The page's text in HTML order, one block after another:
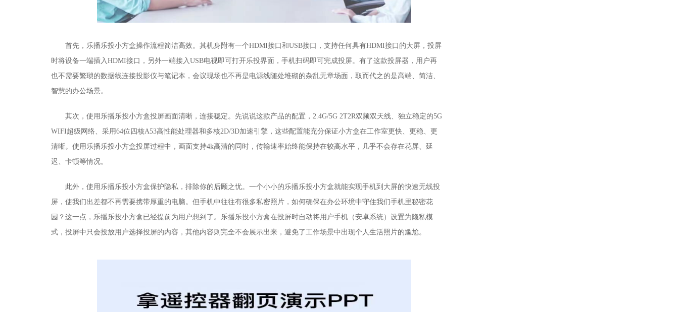
首先，乐播乐投小方盒操作流程简洁高效。其机身附有一个HDMI接口和USB接口，支持任何具有HDMI接口的大屏，投屏
时将设备一端插入HDMI接口，另外一端接入USB电视即可打开乐投界面，手机扫码即可完成投屏。有了这款投屏器，用户再
也不需要繁琐的数据线连接投影仪与笔记本，会议现场也不再是电源线随处堆砌的杂乱无章场面，取而代之的是高端、简洁、
智慧的办公场景。
其次，使用乐播乐投小方盒投屏画面清晰，连接稳定。先说说这款产品的配置， 2.4G/5G 2T2R双频双天线、 独立稳定的5G
WIFI超级网络、 采用64位四核A53高性能处理器和 多核2D/3D加速引擎，这些配置能充分保证小方盒在工作室更快、更稳、更
清晰。使用乐播乐投小方盒投屏过程中，画面支持4k高清的同时，传输速率始终能保持在较高水平，几乎不会存在花屏、延
迟、卡顿等情况。
此外，使用乐播乐投小方盒保护隐私，排除你的后顾之忧。一个小小的乐播乐投小方盒就能实现手机到大屏的快速无线投
屏，使我们出差都不再需要携带厚重的电脑。但手机中往往有很多私密照片，如何确保在办公环境中守住我们手机里秘密花
园？这一点，乐播乐投小方盒已经提前为用户想到了。乐播乐投小方盒在投屏时自动将用户手机（安卓系统） 设置为隐私模
式，投屏中只会投放用户选择投屏的内容，其他内容则完全不会展示出来， 避免了工作场景中出现个人生活照片的尴尬。